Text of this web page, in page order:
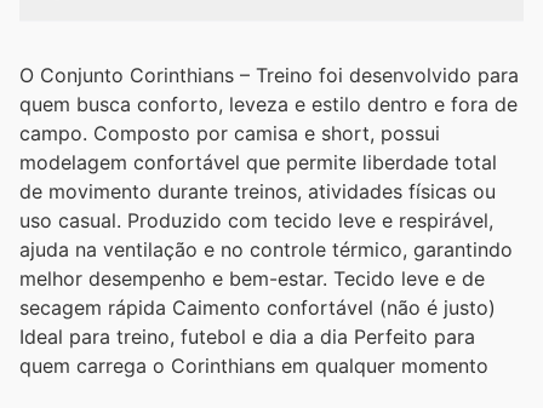
O Conjunto Corinthians – Treino foi desenvolvido para
quem busca conforto, leveza e estilo dentro e fora de
campo. Composto por camisa e short, possui
modelagem confortável que permite liberdade total
de movimento durante treinos, atividades físicas ou
uso casual. Produzido com tecido leve e respirável,
ajuda na ventilação e no controle térmico, garantindo
melhor desempenho e bem-estar. Tecido leve e de
secagem rápida Caimento confortável (não é justo)
Ideal para treino, futebol e dia a dia Perfeito para
quem carrega o Corinthians em qualquer momento